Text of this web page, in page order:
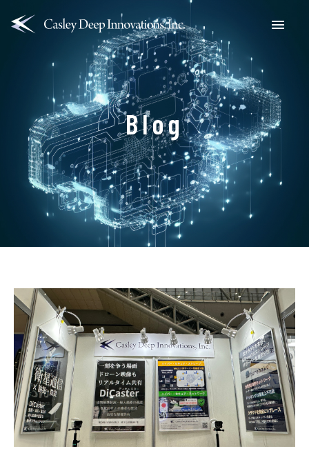
Menu
Blog